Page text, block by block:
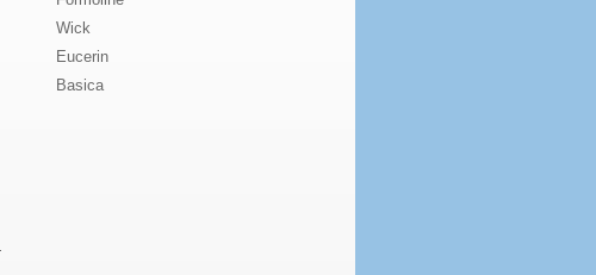
Wick
Eucerin
Basica